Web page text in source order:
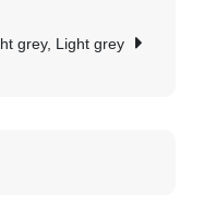
grey, Light grey